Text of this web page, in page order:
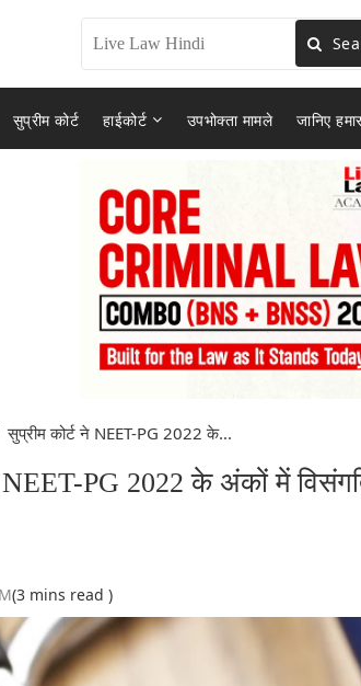
सुप्रीम कोर्ट हाईकोर्ट उपभोक्ता मामले जानिए
सुप्रीम कोर्ट ने NEET-PG 2022 के...
NEET-PG 2022 के अंकों में
(3 mins read )